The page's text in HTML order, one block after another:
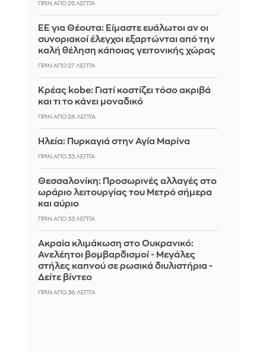
ΠΡΙΝ ΑΠΌ 25 ΛΕΠΤΆ
ΕΕ για Θέουτα: Είμαστε ευάλωτοι αν οι
συνοριακοί έλεγχοι εξαρτώνται από την
καλή θέληση κάποιας γειτονικής χώρας
ΠΡΙΝ ΑΠΌ 27 ΛΕΠΤΆ
Κρέας kobe: Γιατί κοστίζει τόσο ακριβά
και τι το κάνει μοναδικό
ΠΡΙΝ ΑΠΌ 28 ΛΕΠΤΆ
Ηλεία: Πυρκαγιά στην Αγία Μαρίνα
ΠΡΙΝ ΑΠΌ 33 ΛΕΠΤΆ
Θεσσαλονίκη: Προσωρινές αλλαγές στο
ωράριο λειτουργίας του Μετρό σήμερα
και αύριο
ΠΡΙΝ ΑΠΌ 33 ΛΕΠΤΆ
Ακραία κλιμάκωση στο Ουκρανικό:
Ανελέητοι βομβαρδισμοί - Μεγάλες
στήλες καπνού σε ρωσικά διυλιστήρια -
Δείτε βίντεο
ΠΡΙΝ ΑΠΌ 36 ΛΕΠΤΆ